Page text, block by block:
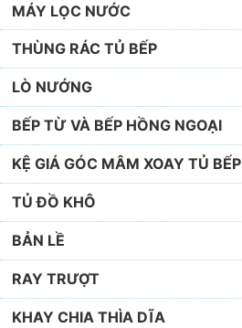
MÁY LỌC NƯỚC
THÙNG RÁC TỦ BẾP
LÒ NƯỚNG
BẾP TỪ VÀ BẾP HỒNG NGOẠI
KỆ GIÁ GÓC MÂM XOAY TỦ BẾP
TỦ ĐỒ KHÔ
BẢN LỀ
RAY TRƯỢT
KHAY CHIA THÌA DĨA